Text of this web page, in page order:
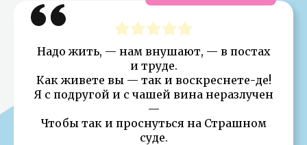
Надо жить, — нам внушают, — в постах
и труде.
Как живете вы — так и воскреснете-де!
Я с подругой и с чашей вина неразлучен
—
Чтобы так и проснуться на Страшном
суде.